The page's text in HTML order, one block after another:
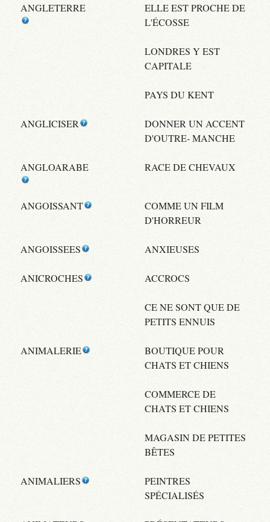
ANGLETERRE
ELLE EST PROCHE DE
L'ÉCOSSE
LONDRES Y EST
CAPITALE
PAYS DU KENT
ANGLICISER
DONNER UN ACCENT
D'OUTRE- MANCHE
ANGLOARABE RACE DE CHEVAUX
ANGOISSANT
COMME UN FILM
D'HORREUR
ANGOISSEES ANXIEUSES
ANICROCHES ACCROCS
CE NE SONT QUE DE
PETITS ENNUIS
ANIMALERIE
BOUTIQUE POUR
CHATS ET CHIENS
COMMERCE DE
CHATS ET CHIENS
MAGASIN DE PETITES
BÊTES
ANIMALIERS
PEINTRES
SPÉCIALISÉS